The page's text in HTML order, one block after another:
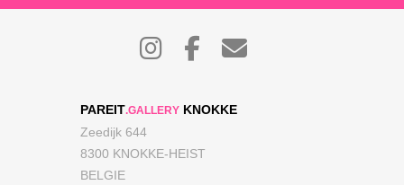
PAREIT .GALLERY KNOKKE
Zeedijk 644
8300 KNOKKE-HEIST
BELGIE